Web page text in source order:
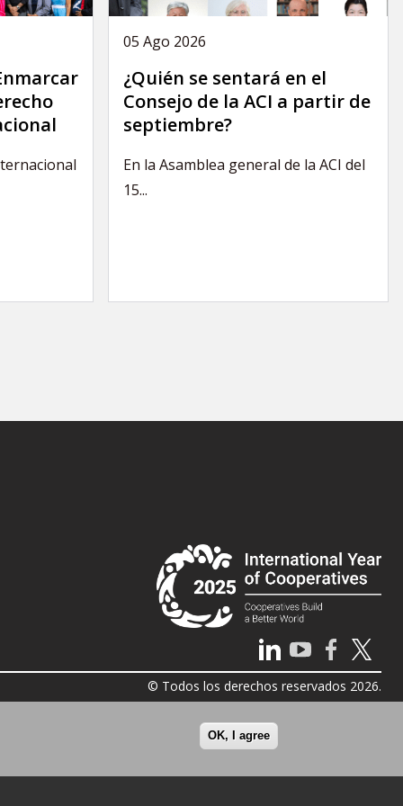
05 Ago 2026
¿Quién se sentará en el
Consejo de la ACI a partir de
septiembre?
En la Asamblea general de la ACI del
15...
© Todos los derechos reservados 2026.
OK, I agree